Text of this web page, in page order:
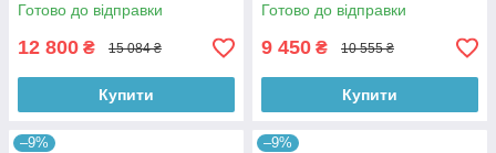
Готово до відправки
12 800 ₴ 15 084 ₴
Купити
Готово до відправки
9 450 ₴ 10 555 ₴
Купити
–9% –9%